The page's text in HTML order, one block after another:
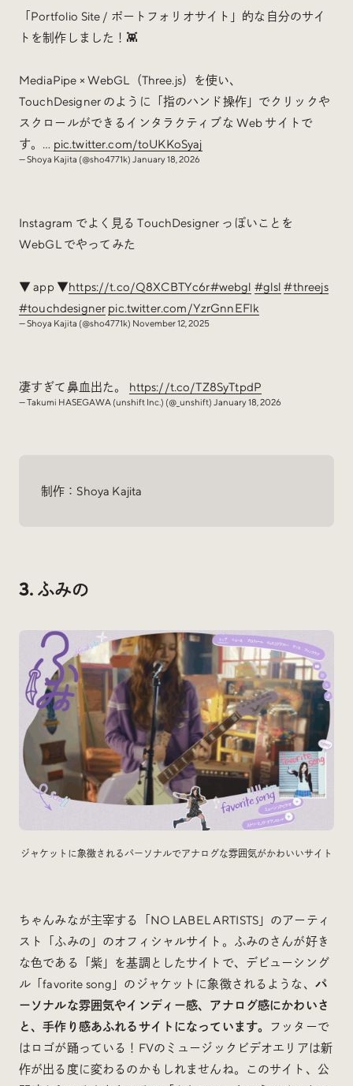
「Portfolio Site / ポートフォリオサイト」的な自分のサイ
トを制作しました！👾
MediaPipe × WebGL（Three.js）を使い、
TouchDesigner のように「指のハンド操作」でクリックや
スクロールができるインタラクティブな Web サイトで
す。… pic.twitter.com/toUKKoSyaj
— Shoya Kajita (@sho4771k) January 18, 2026
Instagram でよく見る TouchDesigner っぽいことを
WebGL でやってみた
▼ app ▼https://t.co/Q8XCBTYc6r#webgl #glsl #threejs
#touchdesigner pic.twitter.com/YzrGnnEFlk
— Shoya Kajita (@sho4771k) November 12, 2025
凄すぎて鼻血出た。 https://t.co/TZ8SyTtpdP
— Takumi HASEGAWA (unshift Inc.) (@_unshift) January 18, 2026
制作：Shoya Kajita
3. ふみの
ジャケットに象徴されるパーソナルでアナログな雰囲気がかわいいサイト
ちゃんみなが主宰する「NO LABEL ARTISTS」のアーティ
スト「ふみの」のオフィシャルサイト。ふみのさんが好き
な色である「紫」を基調としたサイトで、デビューシング
ル「favorite song」のジャケットに象徴されるような、 パ
ーソナルな雰囲気やインディー感、アナログ感にかわいさ
と、手作り感あふれるサイトになっています。
フッターで
はロゴが踊っている！FVのミュージックビデオエリアは新
作が出る度に変わるのかもしれませんね。このサイト、公